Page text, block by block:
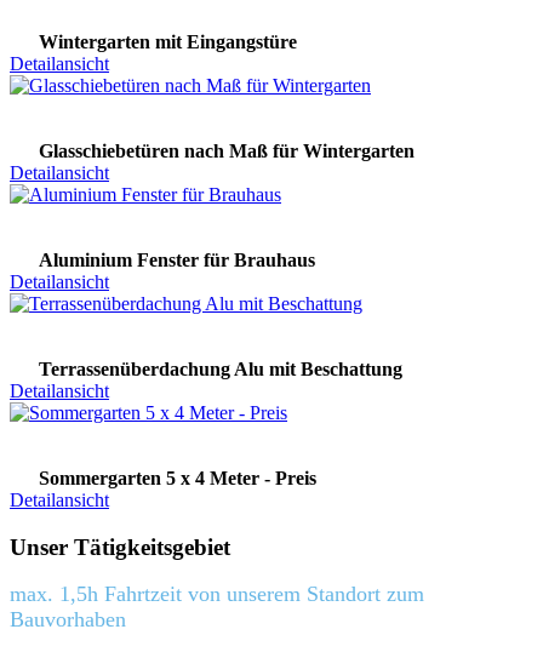
Wintergarten mit Eingangstüre
Detailansicht
Glasschiebetüren nach Maß für Wintergarten
Detailansicht
Aluminium Fenster für Brauhaus
Detailansicht
Terrassenüberdachung Alu mit Beschattung
Detailansicht
Sommergarten 5 x 4 Meter - Preis
Detailansicht
Unser Tätigkeitsgebiet
max. 1,5h Fahrtzeit von unserem Standort zum
Bauvorhaben